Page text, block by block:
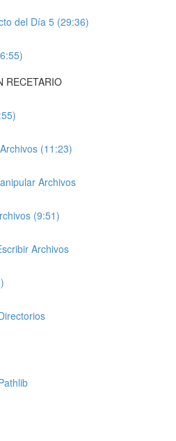
del Día 5 (29:36)
RECETARIO
(11:23)
Archivos
(9:51)
Archivos